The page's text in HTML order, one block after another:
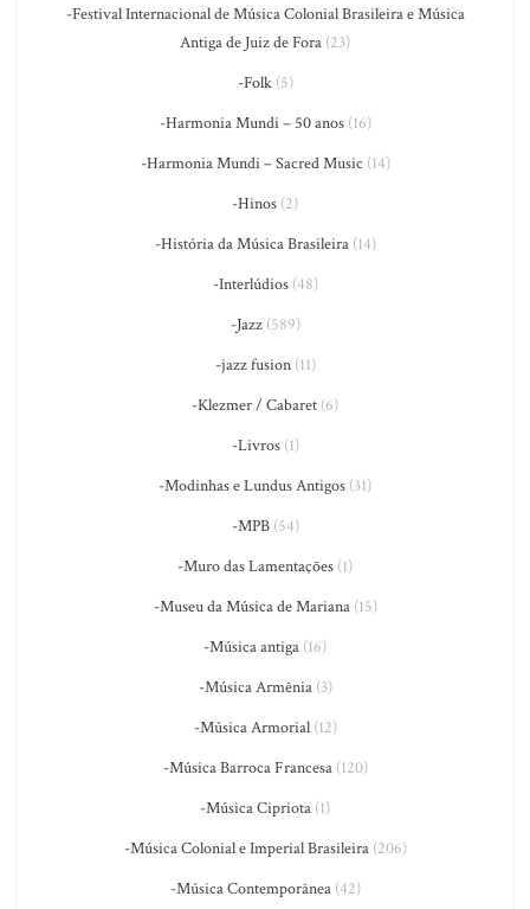
-Festival Internacional de Música Colonial Brasileira e Música
Antiga de Juiz de Fora (23)
-Folk(5)
-Harmonia Mundi – 50 anos(16)
-Harmonia Mundi – Sacred Music (14)
-Hinos (2)
-História da Música Brasileira(14)
-Interlúdios(48)
-Jazz(589)
-jazz fusion(11)
-Klezmer / Cabaret (6)
-Livros(1)
-Modinhas e Lundus Antigos (31)
-MPB(54)
-Muro das Lamentações (1)
-Museu da Música de Mariana(15)
-Música antiga (16)
-Música Armênia(3)
-Música Armorial(12)
-Música Barroca Francesa(120)
-Música Cipriota (1)
-Música Colonial e Imperial Brasileira(206)
-Música Contemporânea(42)